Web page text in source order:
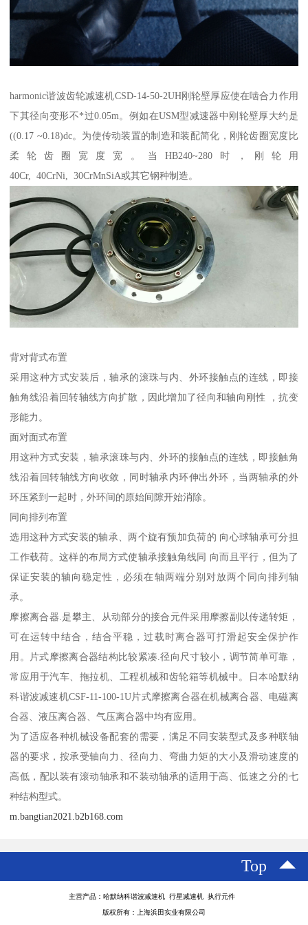
harmonic谐波齿轮减速机CSD-14-50-2UH刚轮壁厚应使在啮合力作用
下其径向变形不*过0.05m。例如在USM型减速器中刚轮壁厚大约是
((0.17 ~0.18)dc。为使传动装置的制造和装配简化，刚轮齿圈宽度比
柔轮齿圈宽度宽。当HB240~280时，刚轮用
40Cr, 40CrNi, 30CrMnSiA或其它钢种制造。
背对背式布置
采用这种方式安装后，轴承的滚珠与内、外环接触点的连线，即接
触角线沿着回转轴线方向扩散，因此增加了径向和轴向刚性 ，抗变
形能力。
面对面式布置
用这种方式安装，轴承滚珠与内、外环的接触点的连线，即接触角
线沿着回转轴线方向收敛，同时轴承内环伸出外环，当两轴承的外
环压紧到一起时，外环间的原始间隙开始消除。
同向排列布置
选用这种方式安装的轴承、两个旋有预加负荷的 向心球轴承可分担
工作载荷。这样的布局方式使轴承接触角线同 向而且平行，但为了
保证安装的轴向稳定性，必须在轴两端分别对放两个同向排列轴
承。
摩擦离合器.是攀主、从动部分的接合元件采用摩擦副以传递转矩，
可在运转中结合，结合平稳，过载时离合器可打滑起安全保护作
用。片式摩擦离合器结构比较紧凑.径向尺寸较小，调节简单可靠，
常应用于汽车、拖拉机、工程机械和齿轮箱等机械中。日本哈默纳
科谐波减速机CSF-11-100-1U片式摩擦离合器在机械离合器、电磁离
合器、液压离合器、气压离合器中均有应用。
为了适应各种机械设备配套的需要，满足不同安装型式及多种联轴
器的要求，按承受轴向力、径向力、弯曲力矩的大小及滑动速度的
高低，配以装有滚动轴承和不装动轴承的适用于高、低速之分的七
种结构型式。
m.bangtian2021.b2b168.com
Top
主营产品：哈默纳科谐波减速机 行星减速机 执行元件
版权所有：上海浜田实业有限公司